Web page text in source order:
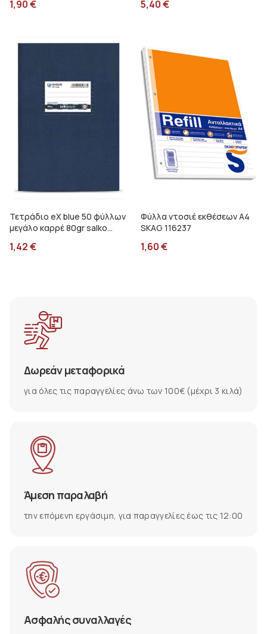
1,90€ 5,40€
Τετράδιο eX blue 50 φύλλων
μεγάλο καρρέ 80gr salko
1,42€
Φύλλα ντοσιέ εκθέσεων Α4
SKAG 116237
1,60€
Δωρεάν μεταφορικά
για όλες τις παραγγελίες άνω των 100€ (μέχρι 3 κιλά)
Άμεση παραλαβή
την επόμενη εργάσιμη, για παραγγελίες έως τις 12:00
Ασφαλής συναλλαγές